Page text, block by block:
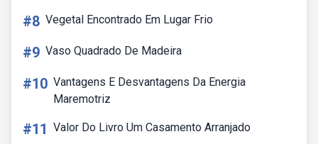
#8 Vegetal Encontrado Em Lugar Frio
#9 Vaso Quadrado De Madeira
#10 Vantagens E Desvantagens Da Energia
Maremotriz
#11 Valor Do Livro Um Casamento Arranjado